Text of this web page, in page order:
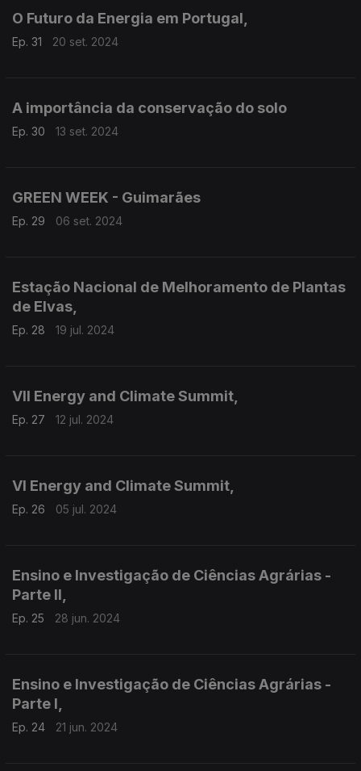
O Futuro da Energia em Portugal,
Ep. 31 20 set. 2024
A importância da conservação do solo
Ep. 30 13 set. 2024
GREEN WEEK - Guimarães
Ep. 29 06 set. 2024
Estação Nacional de Melhoramento de Plantas
de Elvas,
Ep. 28 19 jul. 2024
VII Energy and Climate Summit,
Ep. 27 12 jul. 2024
VI Energy and Climate Summit,
Ep. 26 05 jul. 2024
Ensino e Investigação de Ciências Agrárias -
Parte II,
Ep. 25 28 jun. 2024
Ensino e Investigação de Ciências Agrárias -
Parte I,
Ep. 24 21 jun. 2024